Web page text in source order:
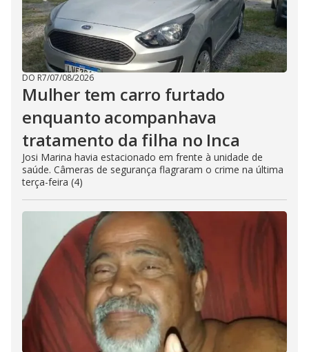
DO R7/07/08/2026
Mulher tem carro furtado
enquanto acompanhava
tratamento da filha no Inca
Josi Marina havia estacionado em frente à unidade de
saúde. Câmeras de segurança flagraram o crime na última
terça-feira (4)